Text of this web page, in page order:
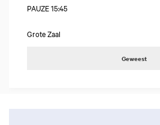
PAUZE 15:45
Grote Zaal
Geweest